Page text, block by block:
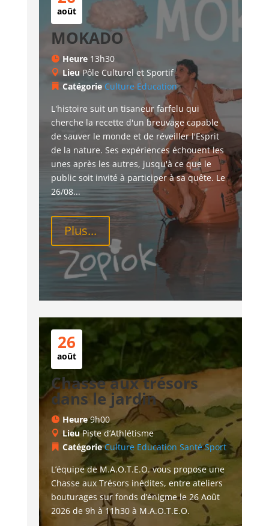
août
MOKADO
Heure 13h30
Lieu Pôle Culturel et Sportif
Catégorie Culture Education
L'histoire suit un tisaneur farfelu qui
cherche la recette d'un breuvage capable
de sauver le monde et de réveiller l'Esprit
de la nature. Ses expériences échouent les
unes après les autres, jusqu'à ce que le
public soit invité à participer à sa quête. Le
26/08...
Plus...
26
août
Chasse aux trésors
dans le jardin
Heure9h00
LieuPiste d’Athlétisme
CatégorieCulture Education Santé Sport
L’équipe de M.A.O.T.E.O. vous propose une
Chasse aux Trésors inédites, entre ateliers
bouturages sur fonds d’énigme le 26 Août
2026 de 9h à 11h30 à M.A.O.T.E.O.